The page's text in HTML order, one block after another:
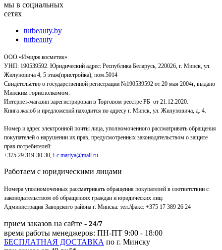
мы в социальных
сетях
tutbeauty.by
tutbeauty
ООО «Имидж косметик»
УНП: 190539592. Юридический адрес: Республика Беларусь, 220026, г. Минск, ул.
Жилуновича 4, 5 этаж(пристройка), пом.5014
Свидетельство о государственной регистрации №190539592 от 20 мая 2004г, выдано
Минским горисполкомом.
Интернет-магазин зарегистрирован в Торговом реестре РБ от 21.12.2020.
Книга жалоб и предложений находится по адресу г. Минск, ул. Жилуновича, д. 4.
Номер и адрес электронной почты лица, уполномоченного рассматривать обращения
покупателей о нарушении их прав, предусмотренных законодательством о защите
прав потребителей:
+375 29 319-30-30, i-c.mariya@mail.ru
Работаем с юридическими лицами
Номера уполномоченных рассматривать обращения покупателей в соответствии с
законодательством об обращениях граждан и юридических лиц:
Администрация Заводского района г. Минска: тел./факс: +375 17 389 26 24
прием заказов на сайте - 24/7
время работы менеджеров: ПН-ПТ 9:00 - 18:00
БЕСПЛАТНАЯ ДОСТАВКА по г. Минску